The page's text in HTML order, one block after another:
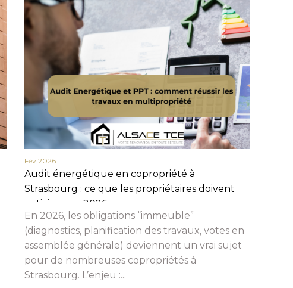
Fév 2026
Audit énergétique en copropriété à
Strasbourg : ce que les propriétaires doivent
anticiper en 2026
En 2026, les obligations “immeuble”
(diagnostics, planification des travaux, votes en
assemblée générale) deviennent un vrai sujet
pour de nombreuses copropriétés à
Strasbourg. L’enjeu :...